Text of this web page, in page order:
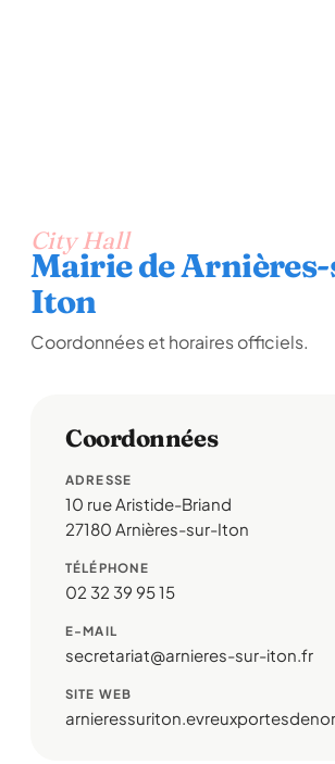
City Hall
Mairie de
Iton
Coordonnées et horaires officiels.
Coordonnées
ADRESSE
10 rue Aristide-Briand
27180 Arnières-sur-Iton
TÉLÉPHONE
02 32 39 95 15
E-MAIL
secretariat@arnieres-sur-iton.fr
SITE WEB